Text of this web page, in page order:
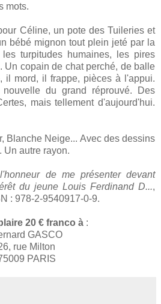
mots.
Céline, un pote des Tuileries et
bébé mignon tout plein jeté par la
turpitudes humaines, les pires
Un copain de chat perché, de balle
il mord, il frappe, pièces à l'appui.
du grand réprouvé. Des
mais tellement d'aujourd'hui.
Blanche Neige... Avec des dessins
Un autre rayon.
de me présenter devant
du jeune Louis Ferdinand D...,
: 978-2-9540917-0-9.
20 € franco à :
GASCO
rue Milton
PARIS